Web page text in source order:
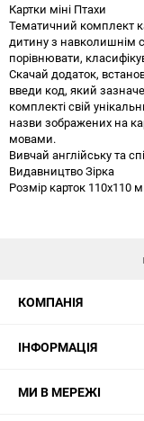
Картки міні Птахи
Тематичний комплект
дитину з навколишнім
порівнювати,
Скачай додаток,
введи код, який
комплекті свій
назви зображених на
мовами.
Вивчай англійську та
Видавництво Зірка
Розмір карток 110х110
КОМПАНІЯ
ІНФОРМАЦІЯ
МИ В МЕРЕЖІ